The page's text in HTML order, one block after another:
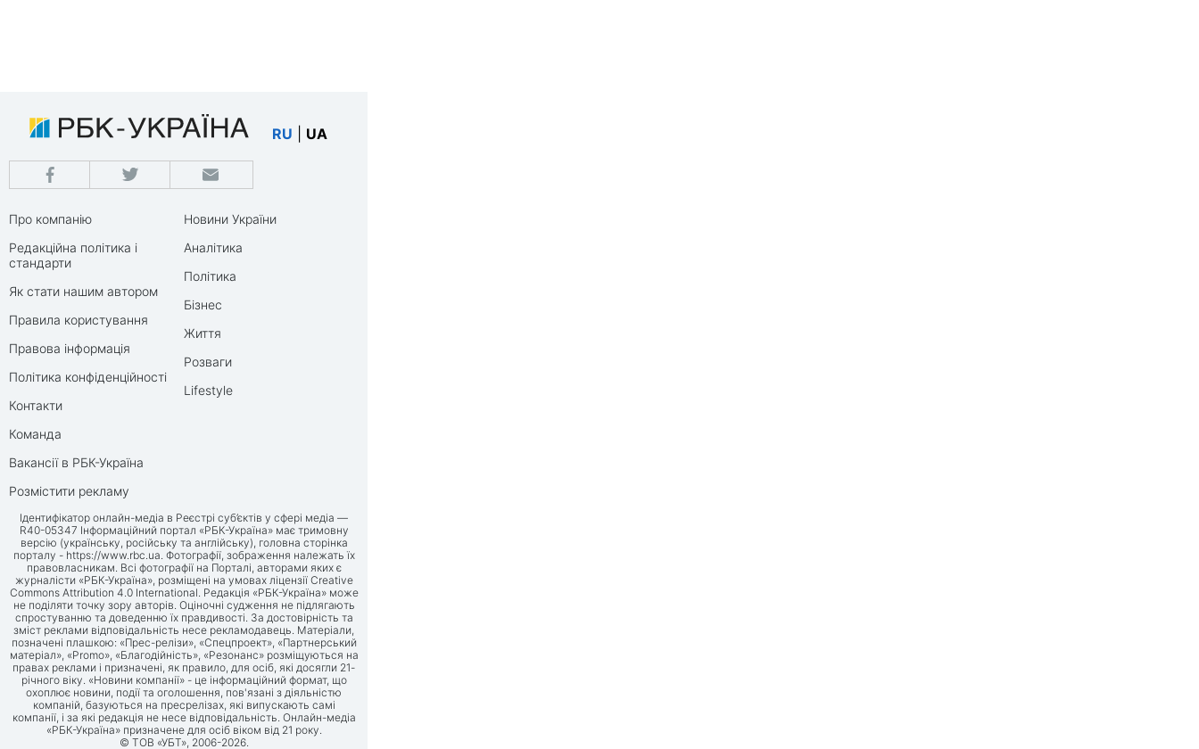
RU UA
Про компанію
Редакційна політика і
стандарти
Як стати нашим автором
Правила користування
Правова інформація
Політика конфіденційності
Контакти
Команда
Вакансії в РБК-Україна
Розмістити рекламу
Новини України
Аналітика
Політика
Бізнес
Життя
Розваги
Lifestyle
Ідентифікатор онлайн-медіа в Реєстрі суб’єктів у сфері медіа —
R40-05347 Інформаційний портал «РБК-Україна» має тримовну
версію (українську, російську та англійську), головна сторінка
порталу - https://www.rbc.ua. Фотографії, зображення належать їх
правовласникам. Всі фотографії на Порталі, авторами яких є
журналісти «РБК-Україна», розміщені на умовах ліцензії Creative
Commons Attribution 4.0 International. Редакція «РБК-Україна» може
не поділяти точку зору авторів. Оціночні судження не підлягають
спростуванню та доведенню їх правдивості. За достовірність та
зміст реклами відповідальність несе рекламодавець. Матеріали,
позначені плашкою: «Прес-релізи», «Спецпроект», «Партнерський
матеріал», «Promo», «Благодійність», «Резонанс» розміщуються на
правах реклами і призначені, як правило, для осіб, які досягли 21-
річного віку. «Новини компанії» - це інформаційний формат, що
охоплює новини, події та оголошення, пов'язані з діяльністю
компаній, базуються на пресрелізах, які випускають самі
компанії, і за які редакція не несе відповідальність. Онлайн-медіа
«РБК-Україна» призначене для осіб віком від 21 року.
© ТОВ «УБТ», 2006-2026.